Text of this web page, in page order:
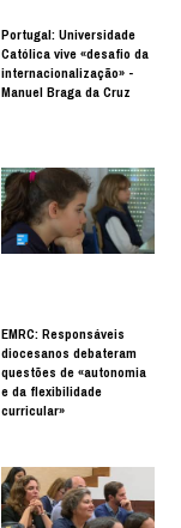
Portugal: Universidade
Católica vive «desafio da
internacionalização» -
Manuel Braga da Cruz
EMRC: Responsáveis
diocesanos debateram
questões de «autonomia
e da flexibilidade
curricular»